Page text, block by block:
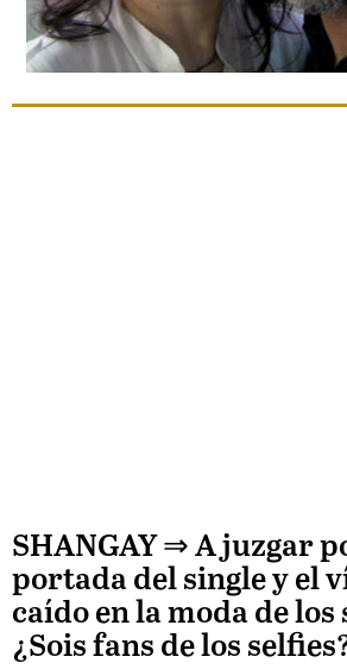
SHANGAY ⇒ A juzgar
portada del single y el
caído en la moda de los
¿Sois fans de los